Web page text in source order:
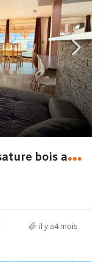
C
harmante maison à ossature bois au design contemporain
il y a4 mois